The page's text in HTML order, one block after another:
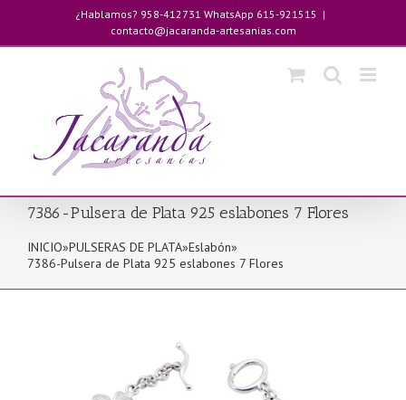
contenido
¿Hablamos? 958-412731 WhatsApp 615-921515 |
contacto@jacaranda-artesanias.com
7386-Pulsera de Plata 925 eslabones 7 Flores
INICIO»PULSERAS DE PLATA»Eslabón»
7386-Pulsera de Plata 925 eslabones 7 Flores